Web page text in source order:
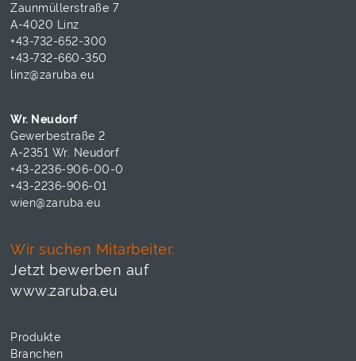
Zaunmüllerstraße 7
A-4020 Linz
+43-732-652-300
+43-732-660-350
linz@zaruba.eu
Wr. Neudorf
Gewerbestraße 2
A-2351 Wr. Neudorf
+43-2236-906-00-0
+43-2236-906-01
wien@zaruba.eu
Wir suchen Mitarbeiter.
Jetzt bewerben auf
www.zaruba.eu
Produkte
Branchen